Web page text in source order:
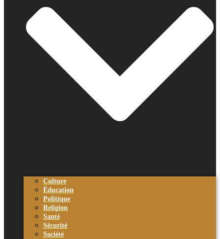
Culture
Éducation
Politique
Religion
Santé
Sécurité
Société